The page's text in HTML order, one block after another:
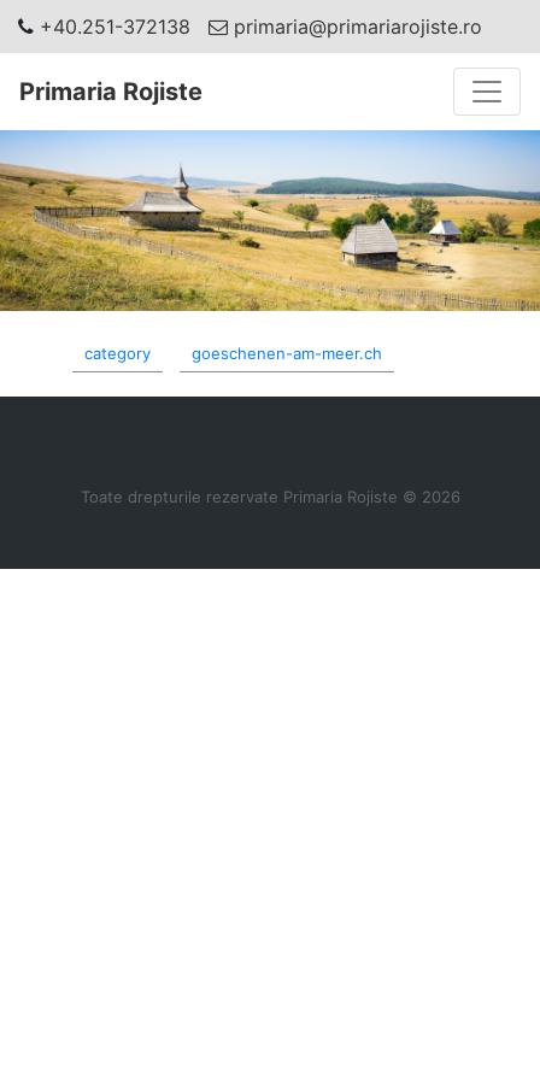
+40.251-372138 primaria@primariarojiste.ro
Primaria Rojiste
category goeschenen-am-meer.ch
Toate drepturile rezervate Primaria Rojiste © 2026